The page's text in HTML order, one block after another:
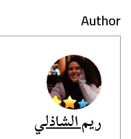
Author
ريم الشاذلي